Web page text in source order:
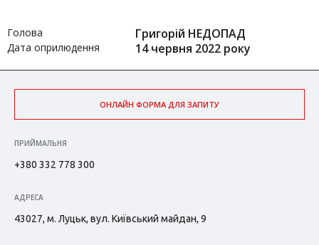
Голова Григорій НЕДОПАД
Дата оприлюдення 14 червня 2022 року
ОНЛАЙН ФОРМА ДЛЯ ЗАПИТУ
ПРИЙМАЛЬНЯ
+380 332 778 300
АДРЕСА
43027, м. Луцьк, вул. Київський майдан, 9